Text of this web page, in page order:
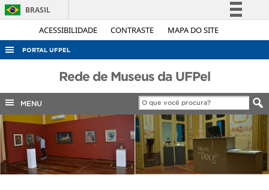
ACESSIBILIDADE CONTRASTE MAPA DO SITE
BRASIL
Simplifique!
Acesso à informação
Legislação
Canais
PORTAL UFPEL
ACESSO À INFORMAÇÃO
CONCURSOS
EDITAIS
INTERNACIONAL
Rede de Museus da UFPel
MENU